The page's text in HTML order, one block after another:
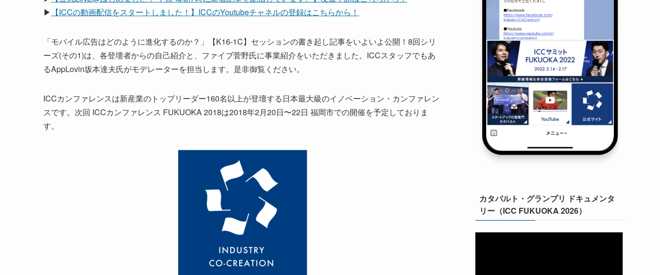
▶ 【ICCの動画配信をスタートしました！】ICCのYoutubeチャネルの登録はこちらから！
「モバイル広告はどのように進化するのか？」【K16-1C】セッションの書き起し記事をいよいよ公開！8回シリ
ーズ(その1)は、各登壇者からの自己紹介と、ファイブ菅野氏に事業紹介をいただきました。ICCスタッフでもあ
るAppLovin坂本達夫氏がモデレーターを担当します。是非御覧ください。
ICCカンファレンスは新産業のトップリーダー160名以上が登壇する日本最大級のイノベーション・カンファレン
スです。次回 ICCカンファレンス FUKUOKA 2018は2018年2月20日〜22日 福岡市での開催を予定しておりま
す。
カタパルト・グランプリ ドキュメンタ
リー（ICC FUKUOKA 2026）